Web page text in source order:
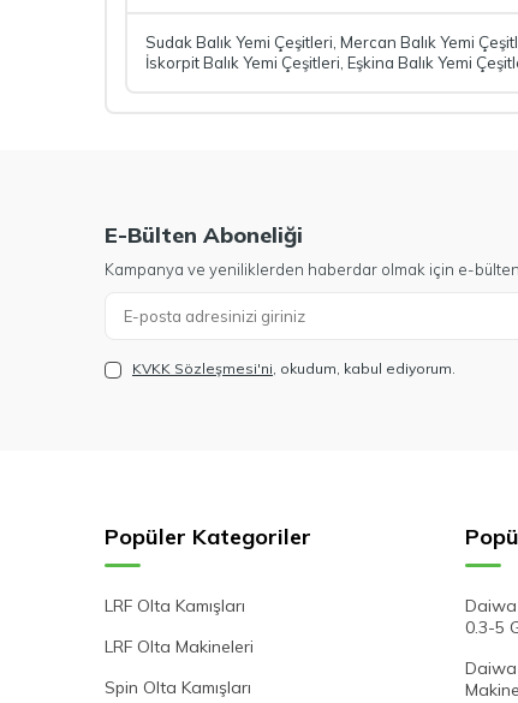
Sudak Balık Yemi Çeşitleri Mercan Balık Yemi
İskorpit Balık Yemi Çeşitleri Eşkina Balık Yemi
E-Bülten Aboneliği
Kampanya ve yeniliklerden haberdar olmak için e-
KVKK Sözleşmesi'ni, okudum, kabul ediyorum.
Popüler Kategoriler
LRF Olta Kamışları
LRF Olta Makineleri
Spin Olta Kamışları
Daiwa
0.3-5
Daiwa